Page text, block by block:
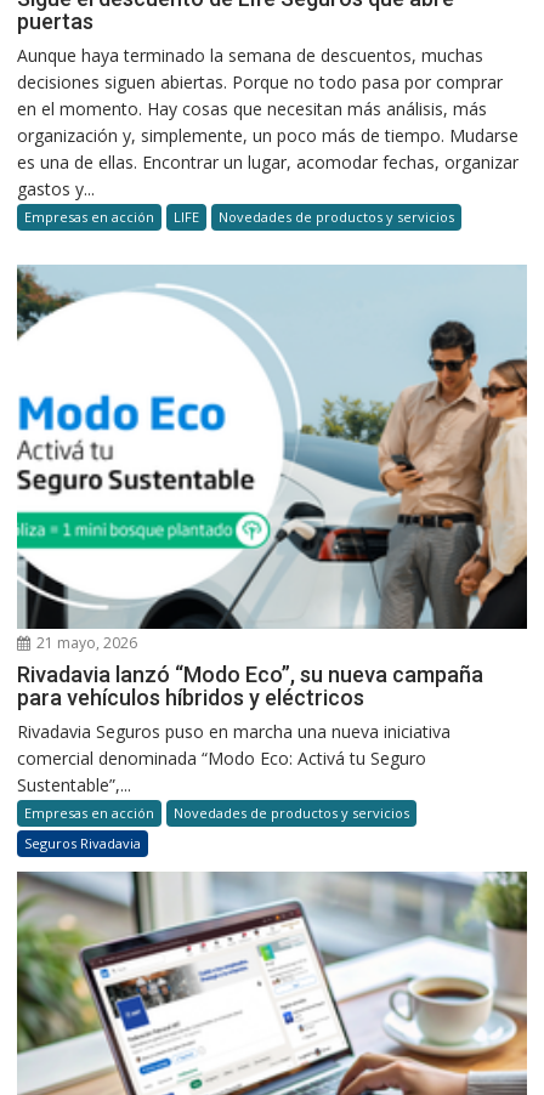
puertas
Aunque haya terminado la semana de descuentos, muchas
decisiones siguen abiertas. Porque no todo pasa por comprar
en el momento. Hay cosas que necesitan más análisis, más
organización y, simplemente, un poco más de tiempo. Mudarse
es una de ellas. Encontrar un lugar, acomodar fechas, organizar
gastos y...
Empresas en acción LIFE Novedades de productos y servicios
21 mayo, 2026
Rivadavia lanzó “Modo Eco”, su nueva campaña
para vehículos híbridos y eléctricos
Rivadavia Seguros puso en marcha una nueva iniciativa
comercial denominada “Modo Eco: Activá tu Seguro
Sustentable”,...
Empresas en acción
Novedades de productos y servicios
Seguros Rivadavia